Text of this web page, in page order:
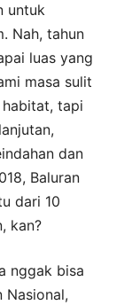
untuk
Nah, tahun
luas yang
masa sulit
habitat, tapi
dan
Baluran
dari 10
kan?
nggak bisa
Nasional,